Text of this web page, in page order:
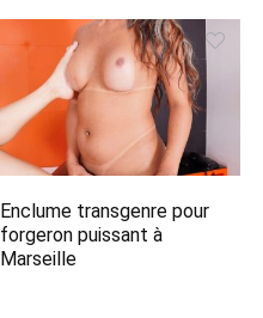
Enclume transgenre pour
forgeron puissant à
Marseille